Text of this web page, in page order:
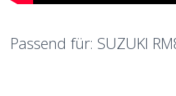
Passend für: SUZUKI